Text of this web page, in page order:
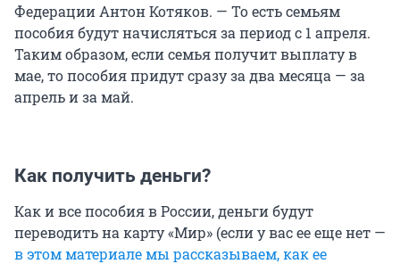
Федерации Антон Котяков. — То есть семьям
пособия будут начисляться за период с 1 апреля.
Таким образом, если семья получит выплату в
мае, то пособия придут сразу за два месяца — за
апрель и за май.
Как получить деньги?
Как и все пособия в России, деньги будут
переводить на карту «Мир» (если у вас ее еще нет —
в этом материале мы рассказываем, как ее